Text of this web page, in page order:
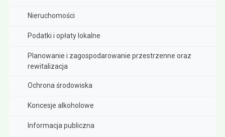
Nieruchomości
Podatki i opłaty lokalne
Planowanie i zagospodarowanie przestrzenne oraz
rewitalizacja
Ochrona środowiska
Koncesje alkoholowe
Informacja publiczna